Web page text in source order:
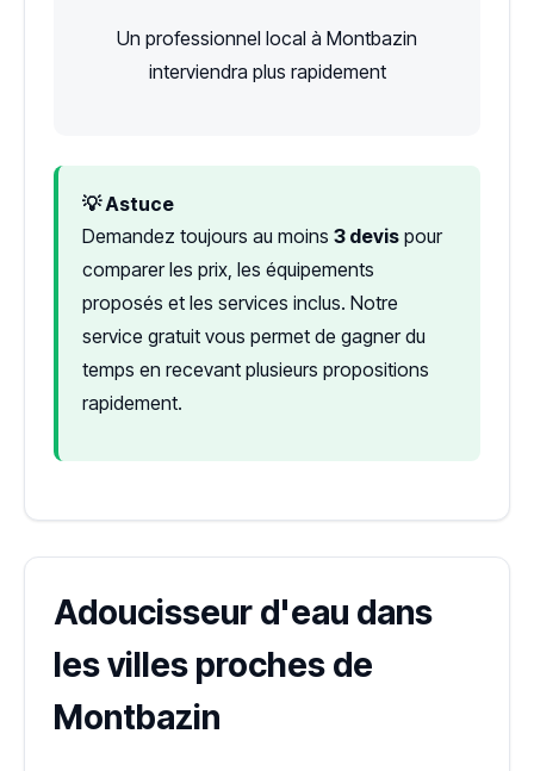
Un professionnel local à Montbazin
interviendra plus rapidement
💡 Astuce
Demandez toujours au moins 3 devis pour
comparer les prix, les équipements
proposés et les services inclus. Notre
service gratuit vous permet de gagner du
temps en recevant plusieurs propositions
rapidement.
Adoucisseur d'eau dans
les villes proches de
Montbazin